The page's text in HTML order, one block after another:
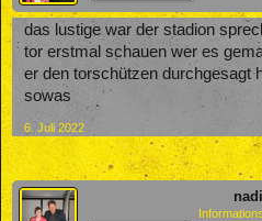
das lustige war der stadion
tor erstmal schauen wer es
er den torschützen durchgesagt
sowas
6. Juli 2022